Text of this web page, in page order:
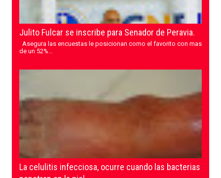
Julito Fulcar se inscribe para Senador de Peravia.
Asegura las encuestas le posicionan como el favorito con mas
de un 52%...
La celulitis infecciosa, ocurre cuando las bacterias